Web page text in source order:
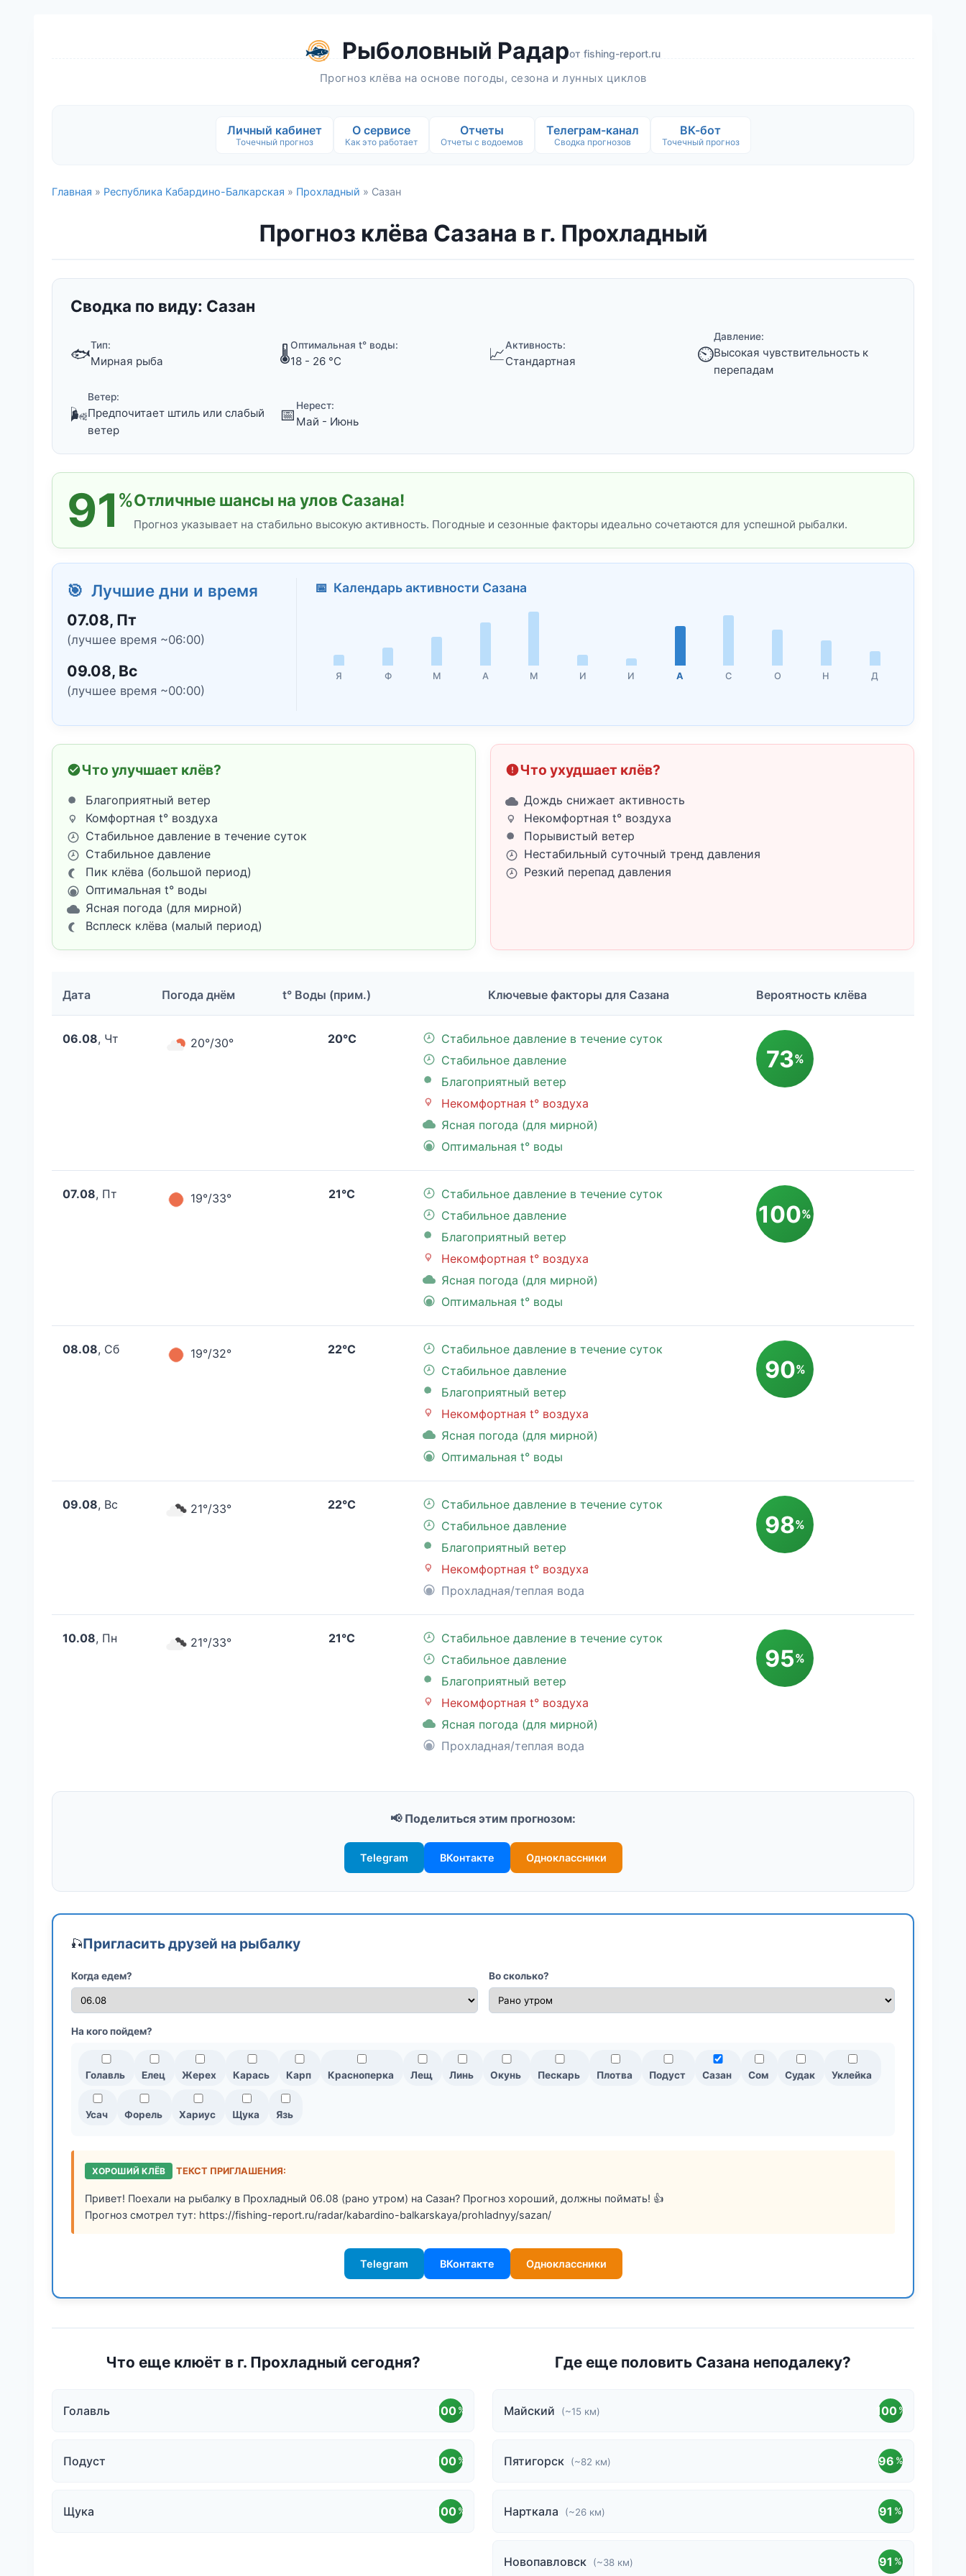
Рыболовный Радарот fishing-report.ru
Прогноз клёва на основе погоды, сезона и лунных циклов
Личный кабинет
Точечный прогноз
О сервисе
Как это работает
Отчеты
Отчеты с водоемов
Телеграм-канал
Сводка прогнозов
ВК-бот
Точечный прогноз
Главная » Республика Кабардино-Балкарская » Прохладный » Сазан
Прогноз клёва Сазана в г. Прохладный
Сводка по виду: Сазан
🐟Тип:
Мирная рыба 🌡️Оптимальная t° воды:
18 - 26 °C 📈Активность:
Стандартная ⏲️
Давление:
Высокая чувствительность к
перепадам
🌬️
Ветер:
Предпочитает штиль или слабый
ветер
📅 Нерест:
Май - Июнь
91 %Отличные шансы на улов Сазана!
Прогноз указывает на стабильно высокую активность. Погодные и сезонные факторы идеально сочетаются для успешной рыбалки.
🎯 Лучшие дни и время
07.08, Пт
(лучшее время ~06:00)
09.08, Вс
(лучшее время ~00:00)
📅 Календарь активности Сазана
Я Ф М А М И И А С О Н Д
Что улучшает клёв?
Благоприятный ветер
Комфортная t° воздуха
Стабильное давление в течение суток
Стабильное давление
Пик клёва (большой период)
Оптимальная t° воды
Ясная погода (для мирной)
Всплеск клёва (малый период)
Что ухудшает клёв?
Дождь снижает активность
Некомфортная t° воздуха
Порывистый ветер
Нестабильный суточный тренд давления
Резкий перепад давления
Дата Погода днём t° Воды (прим.) Ключевые факторы для Сазана Вероятность клёва
06.08, Чт 20°/30° 20°C
Стабильное давление в течение суток
Стабильное давление
Благоприятный ветер
Некомфортная t° воздуха
Ясная погода (для мирной)
Оптимальная t° воды
73%
07.08, Пт 19°/33° 21°C
Стабильное давление в течение суток
Стабильное давление
Благоприятный ветер
Некомфортная t° воздуха
Ясная погода (для мирной)
Оптимальная t° воды
100%
08.08, Сб 19°/32° 22°C
Стабильное давление в течение суток
Стабильное давление
Благоприятный ветер
Некомфортная t° воздуха
Ясная погода (для мирной)
Оптимальная t° воды
90%
09.08, Вс 21°/33° 22°C
Стабильное давление в течение суток
Стабильное давление
Благоприятный ветер
Некомфортная t° воздуха
Прохладная/теплая вода
98%
10.08, Пн 21°/33° 21°C
Стабильное давление в течение суток
Стабильное давление
Благоприятный ветер
Некомфортная t° воздуха
Ясная погода (для мирной)
Прохладная/теплая вода
95%
📢 Поделиться этим прогнозом:
Telegram ВКонтакте Одноклассники
🎣Пригласить друзей на рыбалку
Когда едем? Во сколько?
На кого пойдем?
Голавль Елец Жерех Карась Карп Красноперка Лещ Линь Окунь Пескарь Плотва Подуст Сазан Сом Судак Уклейка
Усач Форель Хариус Щука Язь
ХОРОШИЙ КЛЁВ ТЕКСТ ПРИГЛАШЕНИЯ:
Привет! Поехали на рыбалку в Прохладный 06.08 (рано утром) на Сазан? Прогноз хороший, должны поймать! 👍
Прогноз смотрел тут: https://fishing-report.ru/radar/kabardino-balkarskaya/prohladnyy/sazan/
Telegram ВКонтакте Одноклассники
Что еще клюёт в г. Прохладный сегодня?
Голавль 100 %
Подуст 100 %
Щука 100 %
Где еще половить Сазана неподалеку?
Майский (~15 км) 100 %
Пятигорск (~82 км) 96 %
Нарткала (~26 км) 91 %
Новопавловск (~38 км) 91 %